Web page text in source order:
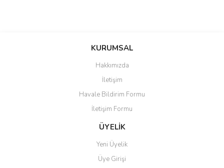
KURUMSAL
Hakkımızda
İletişim
Havale Bildirim Formu
İletişim Formu
ÜYELİK
Yeni Üyelik
Üye Girişi